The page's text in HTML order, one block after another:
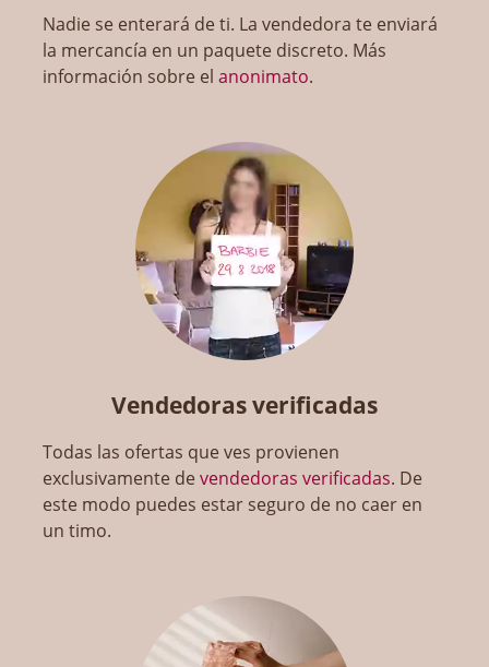
Nadie se enterará de ti. La vendedora te enviará
la mercancía en un paquete discreto. Más
información sobre elanonimato.
Vendedoras verificadas
Todas las ofertas que ves provienen
exclusivamente devendedoras verificadas. De
este modo puedes estar seguro de no caer en
un timo.